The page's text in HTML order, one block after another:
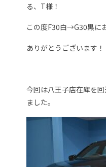
る、T様！
この度F30白→G30黒に
ありがとうございます！
今回は八王子店在庫を
ました。